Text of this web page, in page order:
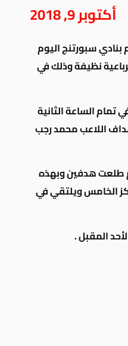
أكتوبر 9, 2018
بنادي سبورتنج اليوم
نظيفة وذلك في
تمام الساعة الثانية
اللاعب محمد رجب
هدفين وبهذه
الخامس ويلتقي في
المقبل .